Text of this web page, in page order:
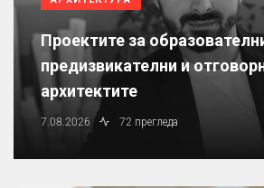
Проектите за
предизвикателни и
архитектите
7.08.2026 72 прегледа